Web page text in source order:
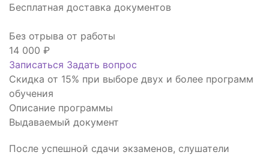
Бесплатная доставка документов
Без отрыва от работы
14 000 ₽
Записаться Задать вопрос
Скидка от 15% при выборе двух и более программ
обучения
Описание программы
Выдаваемый документ
После успешной сдачи экзаменов, слушатели